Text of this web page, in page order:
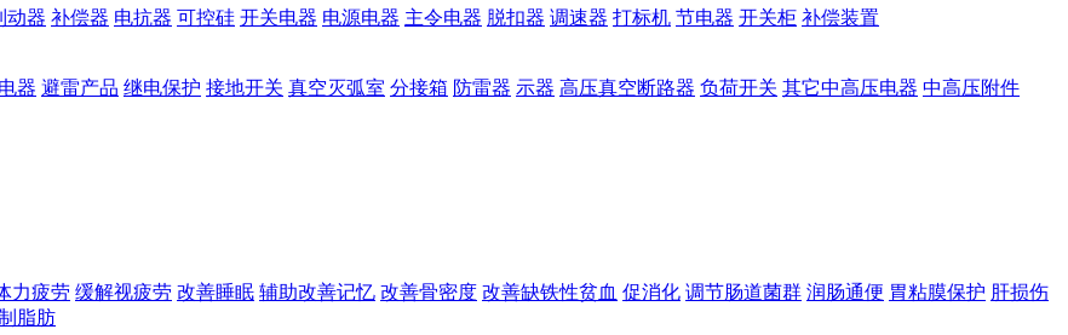
动器 补偿器 电抗器 可控硅 开关电器 电源电器 主令电器 脱扣器 调速器 打标机 节电器 开关柜 补偿装置
器 避雷产品 继电保护 接地开关 真空灭弧室 分接箱 防雷器 示器 高压真空断路器 负荷开关 其它中高压电器 中高压附件
力疲劳 缓解视疲劳 改善睡眠 辅助改善记忆 改善骨密度 改善缺铁性贫血 促消化 调节肠道菌群 润肠通便 胃粘膜保护 肝损伤
脂肪